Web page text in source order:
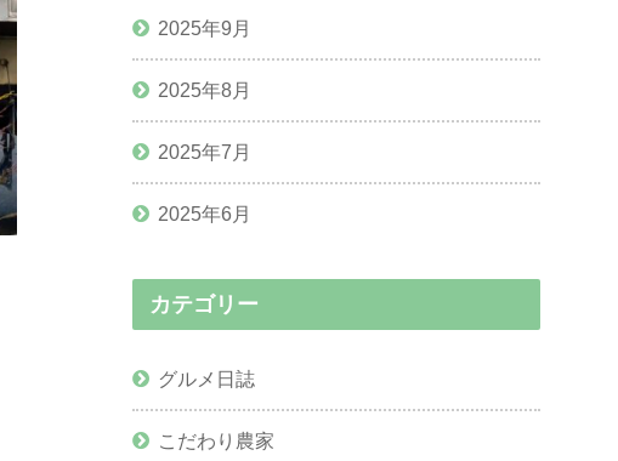
2025年9月
2025年8月
2025年7月
2025年6月
カテゴリー
グルメ日誌
こだわり農家